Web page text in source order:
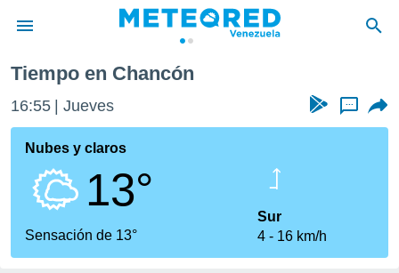
de
ha
calidad.
a este
las
Tiempo en Chancón
16:55 Jueves ...
Nubes y claros
13°
Sensación de 13°
Sur
4
16 km/h